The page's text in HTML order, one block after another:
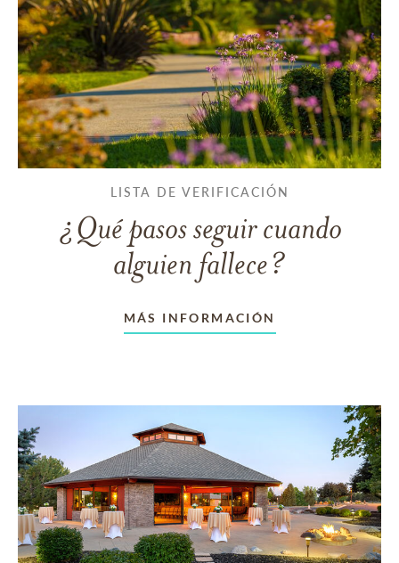
LISTA DE VERIFICACIÓN
¿Qué pasos seguir cuando
alguien fallece?
MÁS INFORMACIÓN